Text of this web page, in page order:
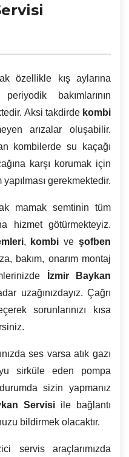
özellikle kış aylarına
bakımlarının
Aksi takdirde kombi
arızalar oluşabilir.
kombilerde su kaçağı
karşı korumak için
gerekmektedir.
mamak semtinin tüm
hizmet götürmekteyiz.
, kombiveşofben
bakım, onarım montaj
İzmir
Baykan
uzağınızdayız. Çağrı
sorunlarınızı kısa
ses varsa atık gazı
sirküle eden pompa
sizin yapmanız
Servisi ile bağlantı
bildirmek olacaktır.
servis araçlarımızda